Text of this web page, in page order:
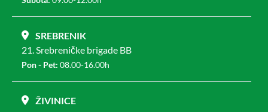
SREBRENIK
21. Srebreničke brigade BB
Pon - Pet: 08.00-16.00h
ŽIVINICE